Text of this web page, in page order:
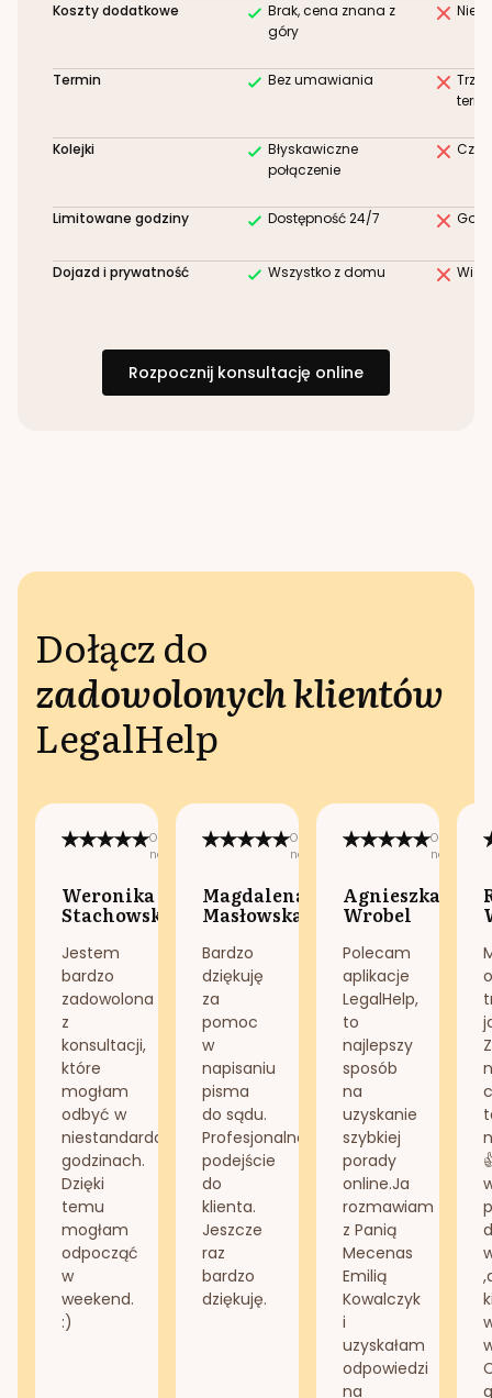
Koszty dodatkowe
Brak, cena znana z
góry
Termin Bez umawiania
Kolejki
Błyskawiczne
połączenie
Limitowane godziny Dostępność 24/7
Dojazd i prywatność Wszystko z domu
Rozpocznij konsultację online
Dołącz do
zadowolonych klientów
LegalHelp
Opublikowano
na:
Weronika
Stachowska
Jestem
bardzo
zadowolona
z
konsultacji,
które
mogłam
odbyć w
niestandardowych
godzinach.
Dzięki
temu
mogłam
odpocząć
w
weekend.
:)
Opublikowano
na:
Magdalena
Masłowska
Bardzo
dziękuję
za
pomoc
w
napisaniu
pisma
do sądu.
Profesjonalne
podejście
do
klienta.
Jeszcze
raz
bardzo
dziękuję.
na:
Agnieszka
Wrobel
Polecam
aplikacje
LegalHelp,
to
najlepszy
sposób
na
uzyskanie
szybkiej
porady
online.Ja
rozmawiam
z Panią
Mecenas
Emilią
Kowalczyk
i
uzyskałam
odpowiedzi
na